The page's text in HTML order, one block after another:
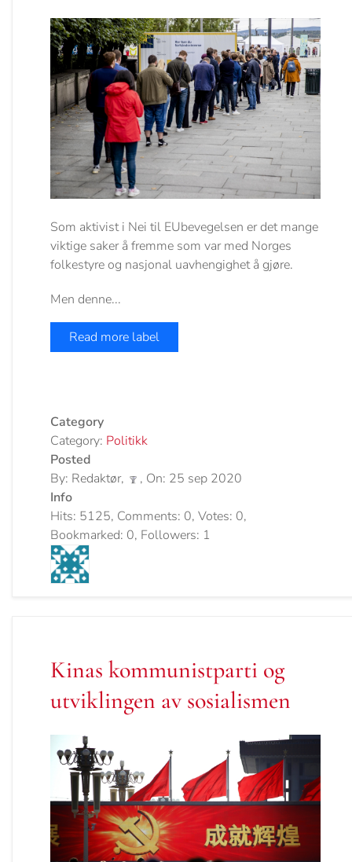
Som aktivist i Nei til EUbevegelsen er det mange
viktige saker å fremme som var med Norges
folkestyre og nasjonal uavhengighet å gjøre.
Men denne...
Read more label
Category
Category: Politikk
Posted
By: Redaktør,
, On: 25 sep 2020
Info
Hits: 5125, Comments: 0, Votes: 0,
Bookmarked: 0, Followers: 1
Kinas kommunistparti og
utviklingen av sosialismen